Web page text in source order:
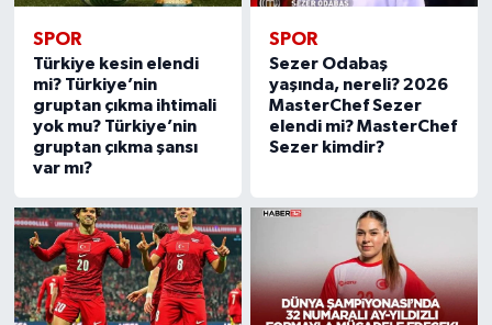
SPOR
Türkiye kesin elendi
mi? Türkiye’nin
gruptan çıkma ihtimali
yok mu? Türkiye’nin
gruptan çıkma şansı
var mı?
SPOR
Sezer Odabaş
yaşında, nereli? 2026
MasterChef Sezer
elendi mi? MasterChef
Sezer kimdir?